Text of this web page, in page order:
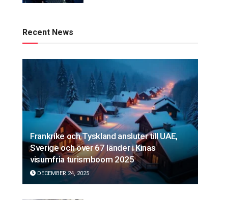
Recent News
Frankrike och Tyskland ansluter till UAE,
Sverige och över 67 länder i Kinas
visumfria turismboom 2025
DECEMBER 24, 2025